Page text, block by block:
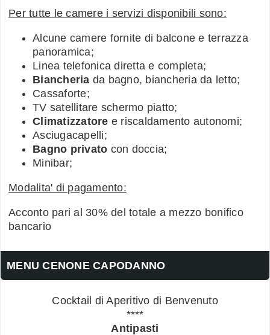
Per tutte le camere i servizi disponibili sono:
Alcune camere fornite di balcone e terrazza
panoramica;
Linea telefonica diretta e completa;
Biancheria da bagno, biancheria da letto;
Cassaforte;
TV satellitare schermo piatto;
Climatizzatore e riscaldamento autonomi;
Asciugacapelli;
Bagno privato con doccia;
Minibar;
Modalita' di pagamento:
Acconto pari al 30% del totale a mezzo bonifico
bancario
MENU CENONE CAPODANNO
Cocktail di Aperitivo di Benvenuto
****
Antipasti